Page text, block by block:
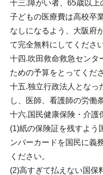
十三.障がい者、65歳以上
子どもの医療費は高校卒
なしになるよう、大阪府
て完全無料にしてください
十四.吹田救命救急センタ
ための予算をとってくだ
十五.独立行政法人となっ
し、医師、看護師の労働
十六.国民健康保険・介護
(1)紙の保険証を残すよう
ンバーカードを国民に義
ください。
(2)高すぎて払えない国保